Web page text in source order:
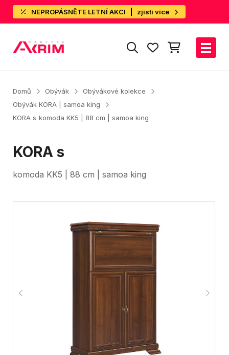
NEPROPÁSNĚTE LETNÍ AKCI zjisti více
Domů Obývák
Obývákové kolekce
Obývák KORA | samoa king
KORA s komoda KK5 | 88 cm | samoa king
KORA s
komoda KK5 | 88 cm | samoa king